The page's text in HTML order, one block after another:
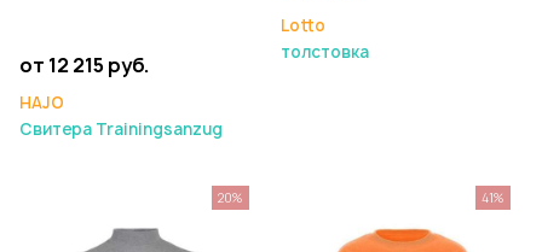
от 12 215 руб.
HAJO
Свитера Trainingsanzug
Lotto
толстовка
20% 41%